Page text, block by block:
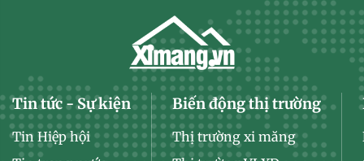
Tin tức - Sự kiện
Tin Hiệp hội
Biến động thị trường
Thị trường xi măng